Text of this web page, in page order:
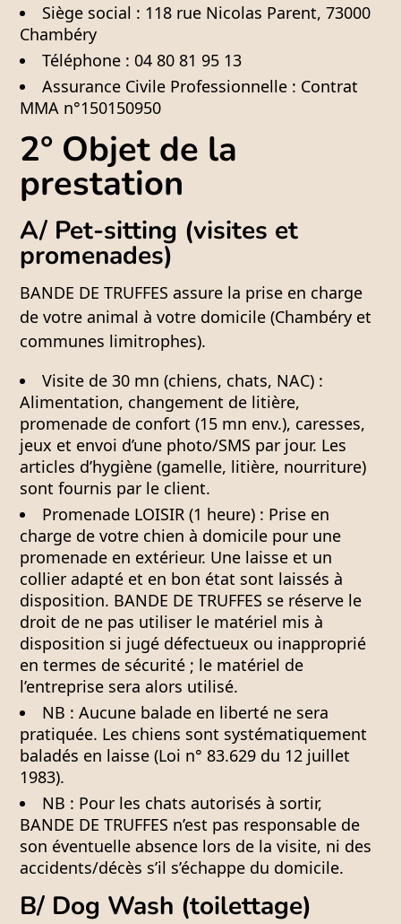
Siège social : 118 rue Nicolas Parent, 73000
Chambéry
Téléphone : 04 80 81 95 13
Assurance Civile Professionnelle : Contrat
MMA n°150150950
2° Objet de la
prestation
A/ Pet-sitting (visites et
promenades)
BANDE DE TRUFFES assure la prise en charge
de votre animal à votre domicile (Chambéry et
communes limitrophes).
Visite de 30 mn (chiens, chats, NAC) :
Alimentation, changement de litière,
promenade de confort (15 mn env.), caresses,
jeux et envoi d’une photo/SMS par jour. Les
articles d’hygiène (gamelle, litière, nourriture)
sont fournis par le client.
Promenade LOISIR (1 heure) : Prise en
charge de votre chien à domicile pour une
promenade en extérieur. Une laisse et un
collier adapté et en bon état sont laissés à
disposition. BANDE DE TRUFFES se réserve le
droit de ne pas utiliser le matériel mis à
disposition si jugé défectueux ou inapproprié
en termes de sécurité ; le matériel de
l’entreprise sera alors utilisé.
NB : Aucune balade en liberté ne sera
pratiquée. Les chiens sont systématiquement
baladés en laisse (Loi n° 83.629 du 12 juillet
1983).
NB : Pour les chats autorisés à sortir,
BANDE DE TRUFFES n’est pas responsable de
son éventuelle absence lors de la visite, ni des
accidents/décès s’il s’échappe du domicile.
B/ Dog Wash (toilettage)